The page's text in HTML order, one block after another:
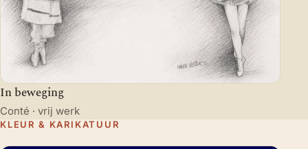
In beweging
Conté · vrij werk
KLEUR & KARIKATUUR